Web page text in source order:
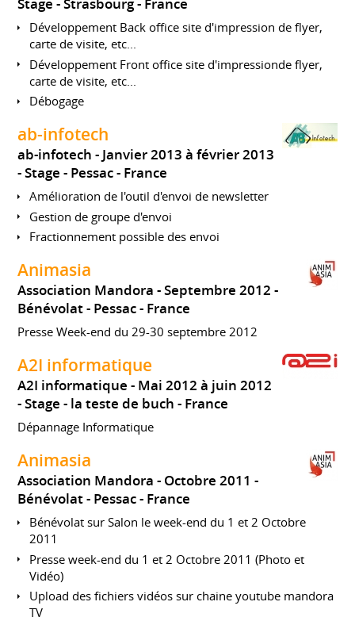
Stage Strasbourg France
Développement Back office site d'impression de flyer,
carte de visite, etc...
Développement Front office site d'impressionde flyer,
carte de visite, etc...
Débogage
ab-infotech
ab-infotech
Janvier 2013 à février 2013
Stage
Pessac France
Amélioration de l'outil d'envoi de newsletter
Gestion de groupe d'envoi
Fractionnement possible des envoi
Animasia
Association Mandora
Septembre 2012
Bénévolat
Pessac France
Presse Week-end du 29-30 septembre 2012
A2I informatique
A2I informatique
Mai 2012 à juin 2012
Stage
la teste de buch France
Dépannage Informatique
Animasia
Association Mandora
Octobre 2011
Bénévolat
Pessac France
Bénévolat sur Salon le week-end du 1 et 2 Octobre
2011
Presse week-end du 1 et 2 Octobre 2011 (Photo et
Vidéo)
Upload des fichiers vidéos sur chaine youtube mandora
TV